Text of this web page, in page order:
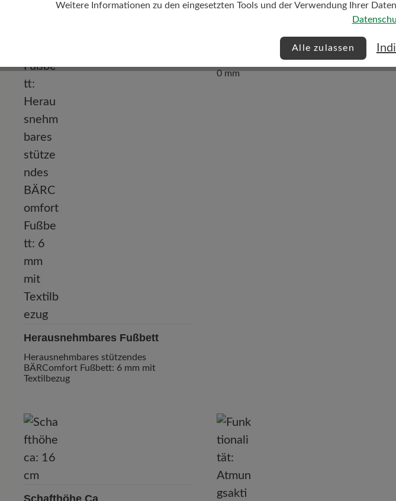
Herausnehmbares Fußbett
Herausnehmbares stützendes
BÄRComfort Fußbett: 6 mm mit
Textilbezug
0 mm
Weitere Informationen zu den eingesetzten Tools und der Verwendung Ihrer
Alle zulassen